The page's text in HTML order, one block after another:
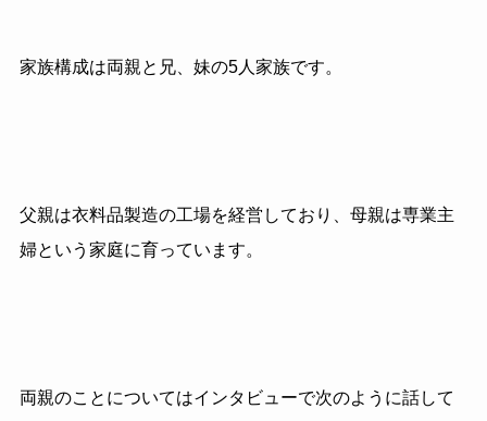
家族構成は両親と兄、妹の5人家族です。
父親は衣料品製造の工場を経営しており、母親は専業主
婦という家庭に育っています。
両親のことについてはインタビューで次のように話して